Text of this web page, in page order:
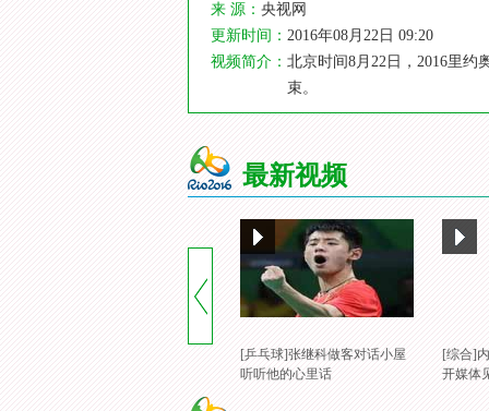
来 源： 央视网
更新时间： 2016年08月22日 09:20
视频简介： 北京时间8月22日，2016里
束。
最新视频
[乒乓球]张继科做客对话小屋
听听他的心里话
[综合]
开媒体